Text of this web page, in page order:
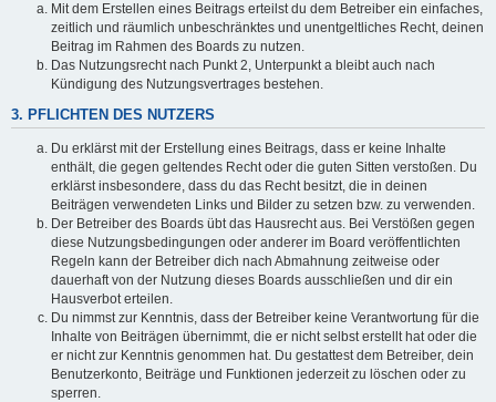
Mit dem Erstellen eines Beitrags erteilst du dem Betreiber ein einfaches,
zeitlich und räumlich unbeschränktes und unentgeltliches Recht, deinen
Beitrag im Rahmen des Boards zu nutzen.
Das Nutzungsrecht nach Punkt 2, Unterpunkt a bleibt auch nach
Kündigung des Nutzungsvertrages bestehen.
3. PFLICHTEN DES NUTZERS
Du erklärst mit der Erstellung eines Beitrags, dass er keine Inhalte
enthält, die gegen geltendes Recht oder die guten Sitten verstoßen. Du
erklärst insbesondere, dass du das Recht besitzt, die in deinen
Beiträgen verwendeten Links und Bilder zu setzen bzw. zu verwenden.
Der Betreiber des Boards übt das Hausrecht aus. Bei Verstößen gegen
diese Nutzungsbedingungen oder anderer im Board veröffentlichten
Regeln kann der Betreiber dich nach Abmahnung zeitweise oder
dauerhaft von der Nutzung dieses Boards ausschließen und dir ein
Hausverbot erteilen.
Du nimmst zur Kenntnis, dass der Betreiber keine Verantwortung für die
Inhalte von Beiträgen übernimmt, die er nicht selbst erstellt hat oder die
er nicht zur Kenntnis genommen hat. Du gestattest dem Betreiber, dein
Benutzerkonto, Beiträge und Funktionen jederzeit zu löschen oder zu
sperren.